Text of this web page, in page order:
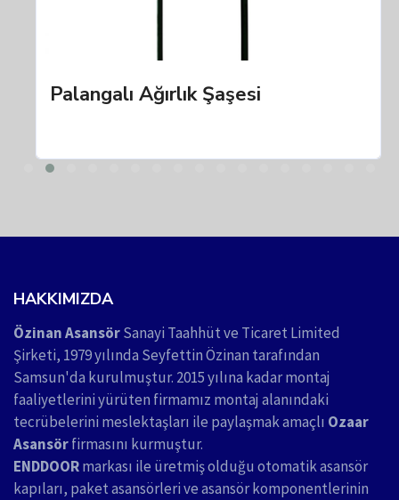
Palangalı Ağırlık Şaşesi
HAKKIMIZDA
Özinan AsansörSanayi Taahhüt ve Ticaret Limited
Şirketi, 1979 yılında Seyfettin Özinan tarafından
Samsun'da kurulmuştur. 2015 yılına kadar montaj
faaliyetlerini yürüten firmamız montaj alanındaki
tecrübelerini meslektaşları ile paylaşmak amaçlı Ozaar
Asansörfirmasını kurmuştur.
ENDDOORmarkası ile üretmiş olduğu otomatik asansör
kapıları, paket asansörleri ve asansör komponentlerinin